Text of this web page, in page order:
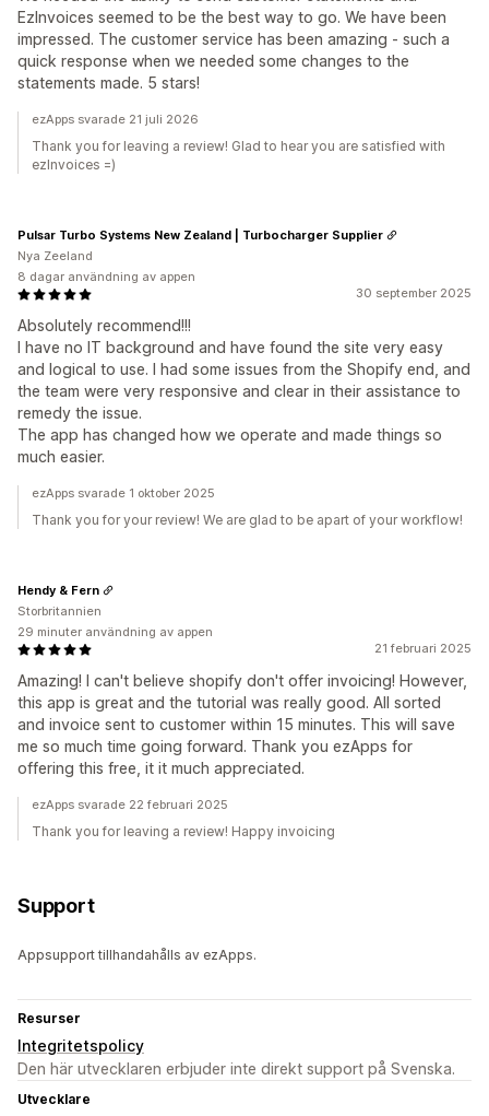
EzInvoices seemed to be the best way to go. We have been
impressed. The customer service has been amazing - such a
quick response when we needed some changes to the
statements made. 5 stars!
ezApps svarade 21 juli 2026
Thank you for leaving a review! Glad to hear you are satisfied with
ezInvoices =)
30 september 2025
Absolutely recommend!!!
I have no IT background and have found the site very easy
and logical to use. I had some issues from the Shopify end, and
the team were very responsive and clear in their assistance to
remedy the issue.
The app has changed how we operate and made things so
much easier.
Pulsar Turbo Systems New Zealand | Turbocharger Supplier
Nya Zeeland
8 dagar användning av appen
ezApps svarade 1 oktober 2025
Thank you for your review! We are glad to be apart of your workflow!
21 februari 2025
Amazing! I can't believe shopify don't offer invoicing! However,
this app is great and the tutorial was really good. All sorted
and invoice sent to customer within 15 minutes. This will save
me so much time going forward. Thank you ezApps for
offering this free, it it much appreciated.
Hendy & Fern
Storbritannien
29 minuter användning av appen
ezApps svarade 22 februari 2025
Thank you for leaving a review! Happy invoicing
Support
Appsupport tillhandahålls av ezApps.
Resurser
Integritetspolicy
Den här utvecklaren erbjuder inte direkt support på Svenska.
Utvecklare